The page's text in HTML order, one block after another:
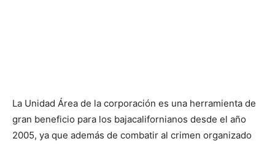
La Unidad Área de la corporación es una herramienta de
gran beneficio para los bajacalifornianos desde el año
2005, ya que además de combatir al crimen organizado